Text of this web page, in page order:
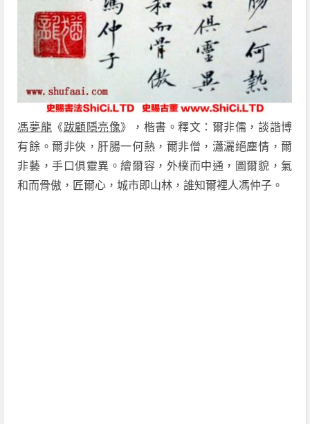
馮夢龍 《跋顧隱亮像》，楷書。釋文：爾非儒，談諧博
有餘。爾非俠，肝腸一何熱，爾非僧，瀟灑絕塵情，爾
非藝，手口俱靈異。繪爾容，外樸而中通，圖爾貌，氣
和而骨傲，匠爾心，城市即山林，誰知爾裡人馮仲子。